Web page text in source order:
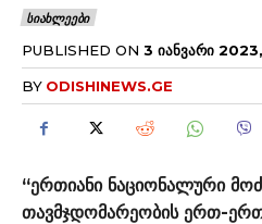
ᲡᲘᲐᲮᲚᲔᲔᲑᲘ
PUBLISHED ON 3 ᲘᲐᲜᲕᲐᲠᲘ
BY ODISHINEWS.GE
“ერთიანი ნაციონალური
თავმჯდომარეობის ერთ-